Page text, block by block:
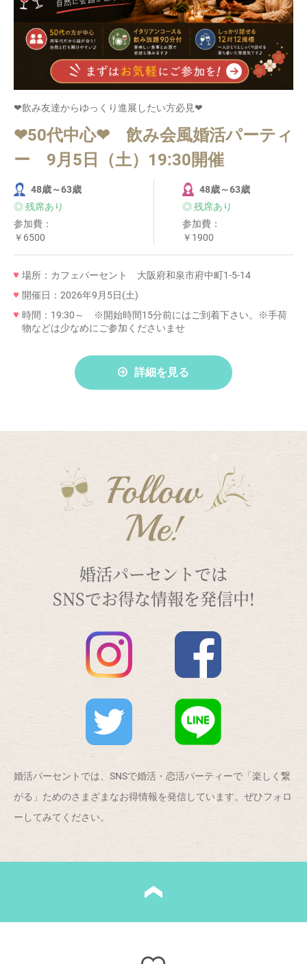
❤飲み友達からゆっくり進展したい方必見❤
❤50代中心❤ 飲み会風婚活パーティ
ー 9月5日（土）19:30開催
48歳～63歳
◎ 残席あり
参加費：
￥6500
48歳～63歳
◎ 残席あり
参加費：
￥1900
場所：カフェパーセント 大阪府和泉市府中町1-5-14
開催日：2026年9月5日(土)
時間：19:30～ ※開始時間15分前にはご到着下さい。※手荷
物などは少なめにご参加くださいませ
詳細を見る
Follow
Me!
婚活パーセントでは
SNSでお得な情報を発信中!
婚活パーセントでは、SNSで婚活・恋活パーティーで「楽しく繋
がる」ためのさまざまなお得情報を発信しています。ぜひフォロ
ーしてみてください。